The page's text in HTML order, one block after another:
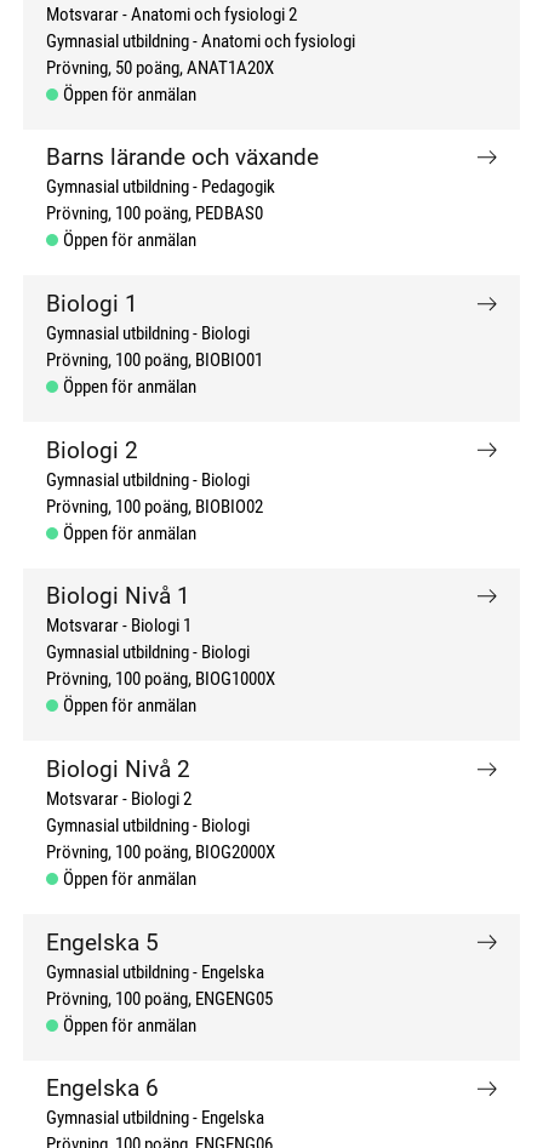
Motsvarar - Anatomi och fysiologi 2
Gymnasial utbildning Anatomi och fysiologi
Prövning 50 poäng ANAT1A20X
Öppen för anmälan
Barns lärande och växande
Gymnasial utbildning
Pedagogik
Prövning 100 poäng PEDBAS0
Öppen för anmälan
Biologi 1
Gymnasial utbildning
Biologi
Prövning 100 poäng BIOBIO01
Öppen för anmälan
Biologi 2
Gymnasial utbildning
Biologi
Prövning 100 poäng BIOBIO02
Öppen för anmälan
Biologi Nivå 1
Motsvarar - Biologi 1
Gymnasial utbildning
Biologi
Prövning 100 poäng BIOG1000X
Öppen för anmälan
Biologi Nivå 2
Motsvarar - Biologi 2
Gymnasial utbildning
Biologi
Prövning 100 poäng BIOG2000X
Öppen för anmälan
Engelska 5
Gymnasial utbildning
Engelska
Prövning 100 poäng ENGENG05
Öppen för anmälan
Engelska 6
Gymnasial utbildning
Engelska